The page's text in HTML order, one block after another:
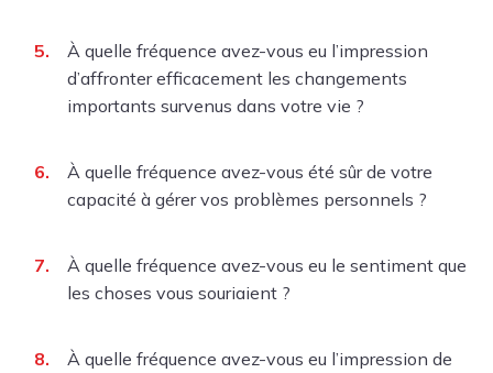
À quelle fréquence avez-vous eu l’impression
d’affronter efficacement les changements
importants survenus dans votre vie ?
À quelle fréquence avez-vous été sûr de votre
capacité à gérer vos problèmes personnels ?
À quelle fréquence avez-vous eu le sentiment que
les choses vous souriaient ?
À quelle fréquence avez-vous eu l’impression de